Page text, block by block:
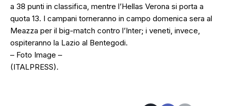
a 38 punti in classifica, mentre l’Hellas Verona si porta a
quota 13. I campani torneranno in campo domenica sera al
Meazza per il big-match contro l’Inter; i veneti, invece,
ospiteranno la Lazio al Bentegodi.
– Foto Image –
(ITALPRESS).